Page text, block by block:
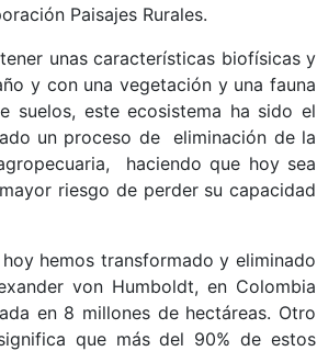
Paisajes Rurales.
unas características biofísicas y
y con una vegetación y una fauna
suelos, este ecosistema ha sido el
un proceso de eliminación de la
haciendo que hoy sea
riesgo de perder su capacidad
hemos transformado y eliminado
von Humboldt, en Colombia
en 8 millones de hectáreas. Otro
que más del 90% de estos